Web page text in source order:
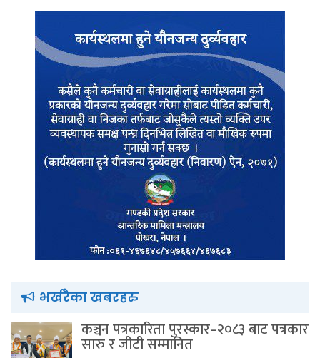
भर्खरैका खबरहरु
कञ्चन पत्रकारिता पुरस्कार–२०८३ बाट पत्रकार
सारु र जीटी सम्मानित